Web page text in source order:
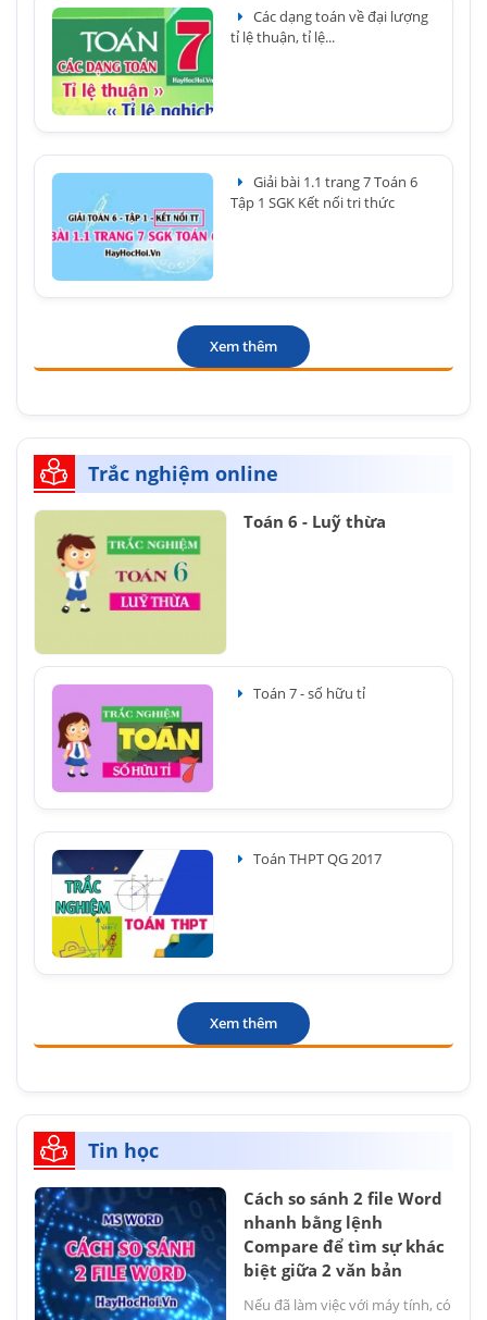
Các dạng toán về đại lượng
tỉ lệ thuận, tỉ lệ...
Giải bài 1.1 trang 7 Toán 6
Tập 1 SGK Kết nối tri thức
Xem thêm
Trắc nghiệm online
Toán 6 - Luỹ thừa
Toán 7 - số hữu tỉ
Toán THPT QG 2017
Xem thêm
Tin học
Cách so sánh 2 file Word
nhanh bằng lệnh
Compare để tìm sự khác
biệt giữa 2 văn bản
Nếu đã làm việc với máy tính, có